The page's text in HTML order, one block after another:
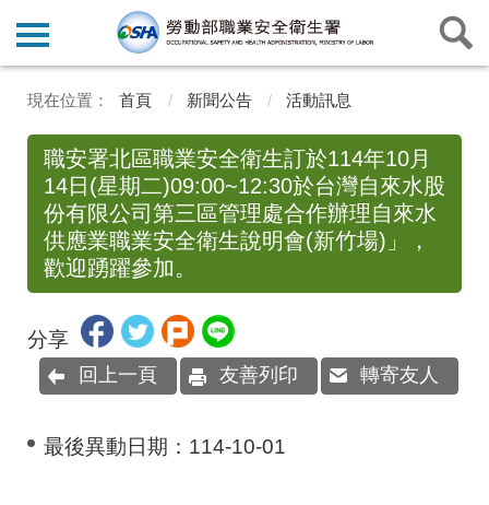
首頁 新聞公告 活動訊息
職安署北區職業安全衛生訂於114年10月
14日(星期二)09:00~12:30於台灣自來水股
份有限公司第三區管理處合作辦理自來水
供應業職業安全衛生說明會(新竹場)」，
歡迎踴躍參加。
分享
回上一頁 友善列印 轉寄友人
最後異動日期： 114-10-01